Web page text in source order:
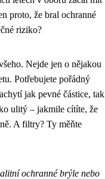
proto, že bral ochranné
riziko?
Nejde jen o nějakou
Potřebujete pořádný
jak pevné částice, tak
ulitý – jakmile cítíte, že
A filtry? Ty měňte
ochranné brýle nebo